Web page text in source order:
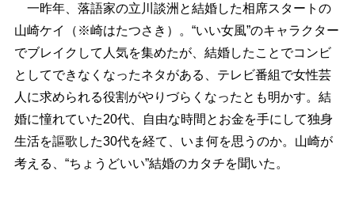
一昨年、落語家の立川談洲と結婚した相席スタートの
山崎ケイ（※崎はたつさき）。“いい女風”のキャラクター
でブレイクして人気を集めたが、結婚したことでコンビ
としてできなくなったネタがある、テレビ番組で女性芸
人に求められる役割がやりづらくなったとも明かす。結
婚に憧れていた20代、自由な時間とお金を手にして独身
生活を謳歌した30代を経て、いま何を思うのか。山崎が
考える、“ちょうどいい”結婚のカタチを聞いた。